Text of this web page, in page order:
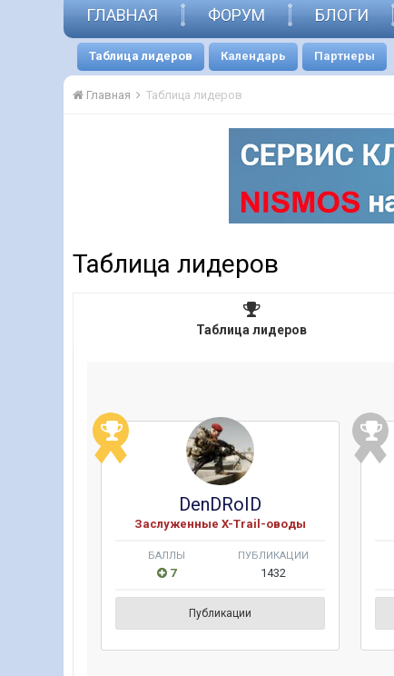
ГЛАВНАЯ ФОРУМ БЛОГИ
Таблица лидеров Календарь Партнеры
Главная Таблица лидеров
Таблица лидеров
Таблица лидеров
DenDRoID
Заслуженные X-Trail-оводы
БАЛЛЫ
7
ПУБЛИКАЦИИ
1432
Публикации